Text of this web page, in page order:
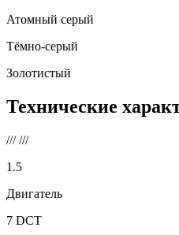
Атомный серый
Тёмно-серый
Золотистый
Технические
/// ///
1.5
Двигатель
7 DCT